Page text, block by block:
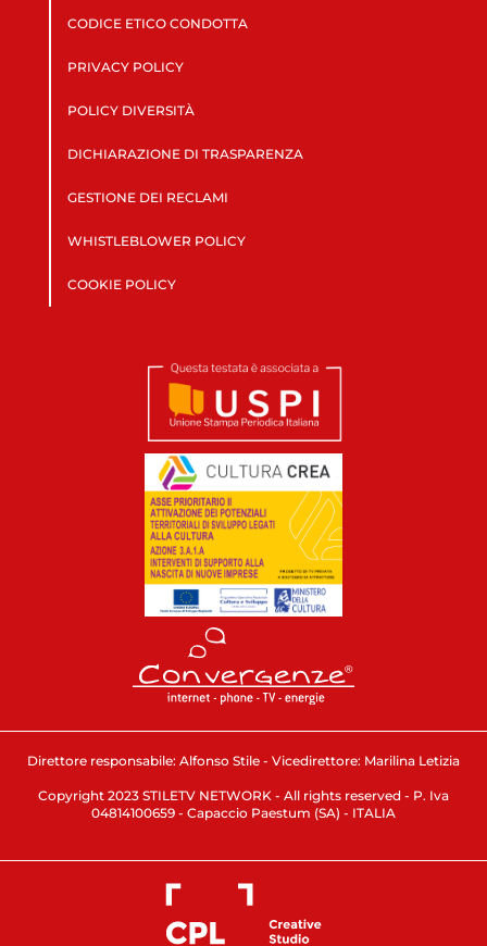
CODICE ETICO CONDOTTA
PRIVACY POLICY
POLICY DIVERSITÀ
DICHIARAZIONE DI TRASPARENZA
GESTIONE DEI RECLAMI
WHISTLEBLOWER POLICY
COOKIE POLICY
Direttore responsabile: Alfonso Stile - Vicedirettore: Marilina Letizia
Copyright 2023 STILETV NETWORK - All rights reserved - P. Iva
04814100659 - Capaccio Paestum (SA) - ITALIA